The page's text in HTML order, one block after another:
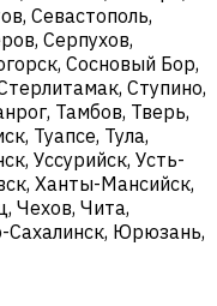
Севастополь,
Серпухов,
Сосновый Бор,
Ступино,
Тамбов, Тверь,
Туапсе, Тула,
Уссурийск, Усть-
Ханты-Мансийск,
Чехов, Чита,
Юрюзань,